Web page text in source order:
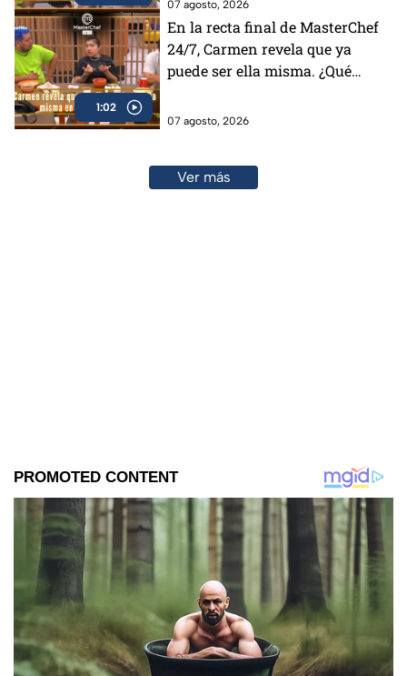
07 agosto, 2026
1:02
En la recta final de MasterChef
24/7, Carmen revela que ya
puede ser ella misma. ¿Qué
07 agosto, 2026
Ver más